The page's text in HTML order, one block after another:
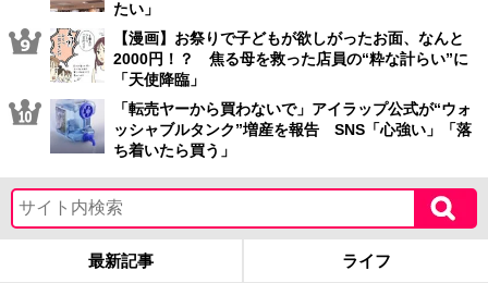
たい」
【漫画】お祭りで子どもが欲しがったお面、なんと
2000円！？ 焦る母を救った店員の“粋な計らい”に
「天使降臨」
「転売ヤーから買わないで」アイラップ公式が“ウォ
ッシャブルタンク”増産を報告 SNS「心強い」「落
ち着いたら買う」
最新記事 ライフ